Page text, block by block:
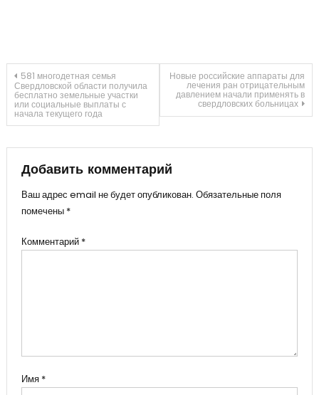
Навигация
по
записям
581 многодетная семья
Свердловской области получила
бесплатно земельные участки
или социальные выплаты с
начала текущего года
Новые российские аппараты для
лечения ран отрицательным
давлением начали применять в
свердловских больницах
Добавить комментарий
Ваш адрес email не будет опубликован. Обязательные поля
помечены *
Комментарий *
Имя *